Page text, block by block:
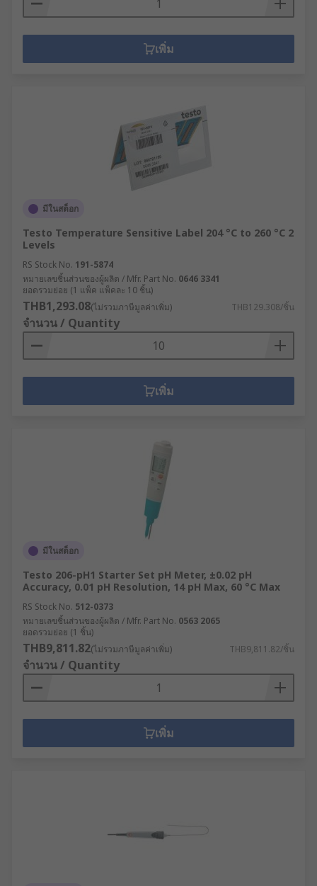
เพิ่ม
มีในสต็อก
Testo Temperature Sensitive Label 204 °C to 260 °C 2
Levels
RS Stock No. 191-5874
หมายเลขชิ้นส่วนของผู้ผลิต / Mfr. Part No. 0646 3341
ยอดรวมย่อย (1 แพ็ค แพ็คละ 10 ชิ้น)
THB1,293.08(ไม่รวมภาษีมูลค่าเพิ่ม) THB129.308/ชิ้น
จำนวน / Quantity
เพิ่ม
มีในสต็อก
Testo 206-pH1 Starter Set pH Meter, ±0.02 pH
Accuracy, 0.01 pH Resolution, 14 pH Max, 60 °C Max
RS Stock No. 512-0373
หมายเลขชิ้นส่วนของผู้ผลิต / Mfr. Part No. 0563 2065
ยอดรวมย่อย (1 ชิ้น)
THB9,811.82(ไม่รวมภาษีมูลค่าเพิ่ม) THB9,811.82/ชิ้น
จำนวน / Quantity
เพิ่ม